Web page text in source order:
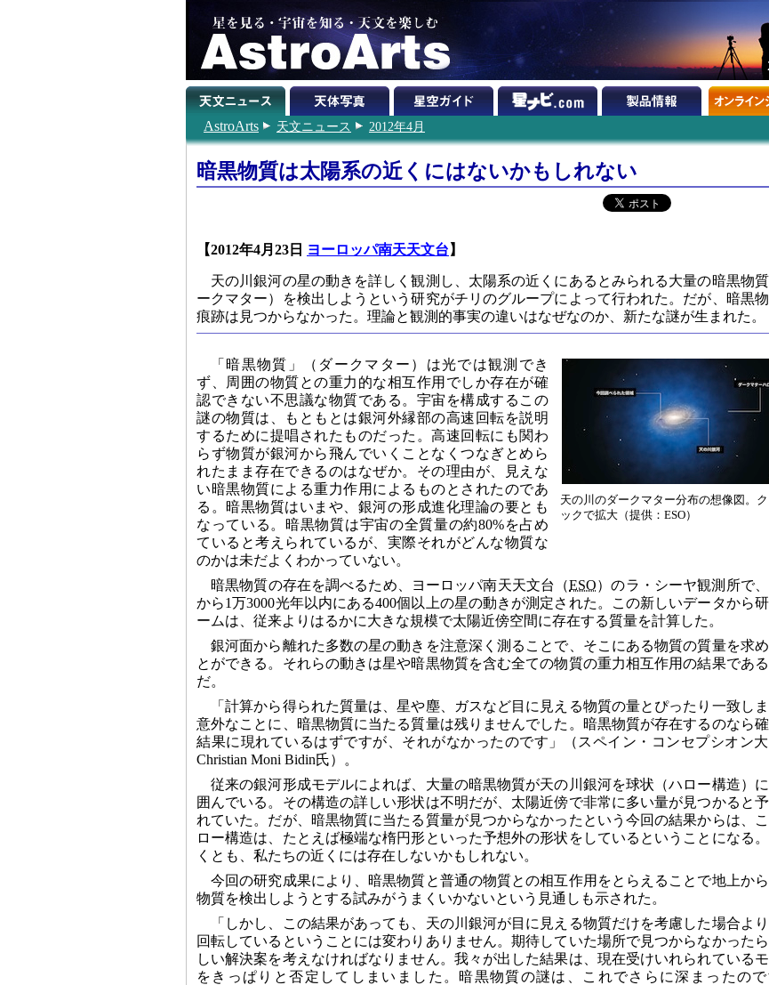
AstroArts 天文ニュース 2012年4月
暗黒物質は太陽系の近くにはないかもしれない
【2012年4月23日 ヨーロッパ南天天文台 】
天の川銀河の星の動きを詳しく観測し、太陽系の近くにあるとみられる大量の暗黒物
ークマター）を検出しようという研究がチリのグループによって行われた。だが、暗黒
痕跡は見つからなかった。理論と観測的事実の違いはなぜなのか、新たな謎が生まれた。
天の川のダークマター分布の想像図。ク
ックで拡大（提供：ESO）
「暗黒物質」（ダークマター）は光では観測でき
ず、周囲の物質との重力的な相互作用でしか存在が確
認できない不思議な物質である。宇宙を構成するこの
謎の物質は、もともとは銀河外縁部の高速回転を説明
するために提唱されたものだった。高速回転にも関わ
らず物質が銀河から飛んでいくことなくつなぎとめら
れたまま存在できるのはなぜか。その理由が、見えな
い暗黒物質による重力作用によるものとされたのであ
る。暗黒物質はいまや、銀河の形成進化理論の要とも
なっている。暗黒物質は宇宙の全質量の約80%を占め
ていると考えられているが、実際それがどんな物質な
のかは未だよくわかっていない。
暗黒物質の存在を調べるため、ヨーロッパ南天天文台（ESO）のラ・シーヤ観測所で
から1万3000光年以内にある400個以上の星の動きが測定された。この新しいデータから
ームは、従来よりはるかに大きな規模で太陽近傍空間に存在する質量を計算した。
銀河面から離れた多数の星の動きを注意深く測ることで、そこにある物質の質量を求め
とができる。それらの動きは星や暗黒物質を含む全ての物質の重力相互作用の結果であ
だ。
「計算から得られた質量は、星や塵、ガスなど目に見える物質の量とぴったり一致しま
意外なことに、暗黒物質に当たる質量は残りませんでした。暗黒物質が存在するのなら
結果に現れているはずですが、それがなかったのです」（スペイン・コンセプシオン
Christian Moni Bidin氏）。
従来の銀河形成モデルによれば、大量の暗黒物質が天の川銀河を球状（ハロー構造）に
囲んでいる。その構造の詳しい形状は不明だが、太陽近傍で非常に多い量が見つかると
れていた。だが、暗黒物質に当たる質量が見つからなかったという今回の結果からは、
ロー構造は、たとえば極端な楕円形といった予想外の形状をしているということになる
くとも、私たちの近くには存在しないかもしれない。
今回の研究成果により、暗黒物質と普通の物質との相互作用をとらえることで地上か
物質を検出しようとする試みがうまくいかないという見通しも示された。
「しかし、この結果があっても、天の川銀河が目に見える物質だけを考慮した場合よ
回転しているということには変わりありません。期待していた場所で見つからなかった
しい解決案を考えなければなりません。我々が出した結果は、現在受けいれられている
をきっぱりと否定してしまいました。暗黒物質の謎は、これでさらに深まったので